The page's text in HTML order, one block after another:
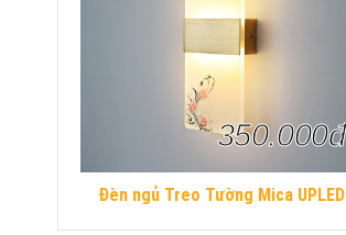
Đèn ngủ Treo Tường Mica UPLED
350.000đ